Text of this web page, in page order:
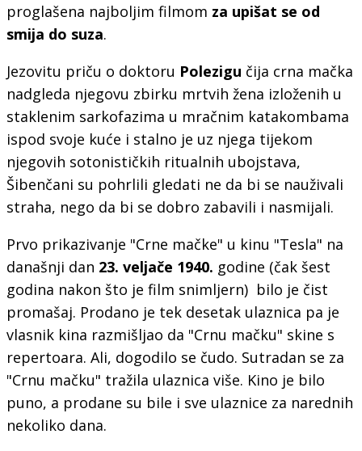
proglašena najboljim filmom za upišat se od
smija do suza.
Jezovitu priču o doktoru Polezigu čija crna mačka
nadgleda njegovu zbirku mrtvih žena izloženih u
staklenim sarkofazima u mračnim katakombama
ispod svoje kuće i stalno je uz njega tijekom
njegovih sotonističkih ritualnih ubojstava,
Šibenčani su pohrlili gledati ne da bi se nauživali
straha, nego da bi se dobro zabavili i nasmijali.
Prvo prikazivanje "Crne mačke" u kinu "Tesla" na
današnji dan 23. veljače 1940. godine (čak šest
godina nakon što je film snimljern) bilo je čist
promašaj. Prodano je tek desetak ulaznica pa je
vlasnik kina razmišljao da "Crnu mačku" skine s
repertoara. Ali, dogodilo se čudo. Sutradan se za
"Crnu mačku" tražila ulaznica više. Kino je bilo
puno, a prodane su bile i sve ulaznice za narednih
nekoliko dana.